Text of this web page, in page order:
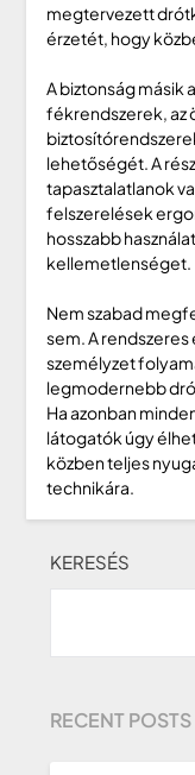
megtervezett
érzetét, hogy
A biztonság másik
fékrendszerek, az
lehetőségét. A
tapasztalatlanok
felszerelések
hosszabb
kellemetlenséget.
Nem szabad
sem. A rendszeres
személyzet
legmodernebb
Ha azonban
látogatók úgy
közben teljes
technikára.
KERESÉS
RECENT POSTS